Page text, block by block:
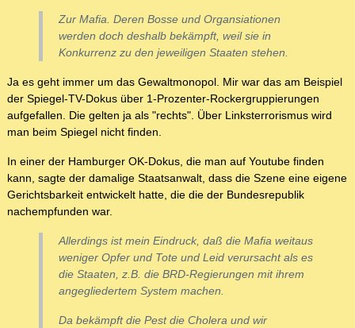
Zur Mafia. Deren Bosse und Organsiationen
werden doch deshalb bekämpft, weil sie in
Konkurrenz zu den jeweiligen Staaten stehen.
Ja es geht immer um das Gewaltmonopol. Mir war das am Beispiel
der Spiegel-TV-Dokus über 1-Prozenter-Rockergruppierungen
aufgefallen. Die gelten ja als "rechts". Über Linksterrorismus wird
man beim Spiegel nicht finden.
In einer der Hamburger OK-Dokus, die man auf Youtube finden
kann, sagte der damalige Staatsanwalt, dass die Szene eine eigene
Gerichtsbarkeit entwickelt hatte, die die der Bundesrepublik
nachempfunden war.
Allerdings ist mein Eindruck, daß die Mafia weitaus
weniger Opfer und Tote und Leid verursacht als es
die Staaten, z.B. die BRD-Regierungen mit ihrem
angegliedertem System machen.
Da bekämpft die Pest die Cholera und wir